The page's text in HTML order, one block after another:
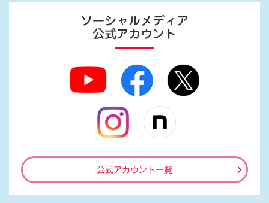
ソーシャルメディア
公式アカウント
公式アカウント一覧